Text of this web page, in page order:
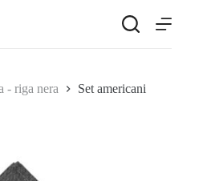
- riga nera
Set americani